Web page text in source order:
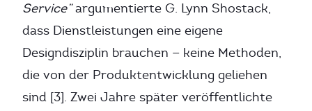
Service”argumentierte G. Lynn Shostack,
dass Dienstleistungen eine eigene
Designdisziplin brauchen — keine Methoden,
die von der Produktentwicklung geliehen
sind [3]. Zwei Jahre später veröffentlichte